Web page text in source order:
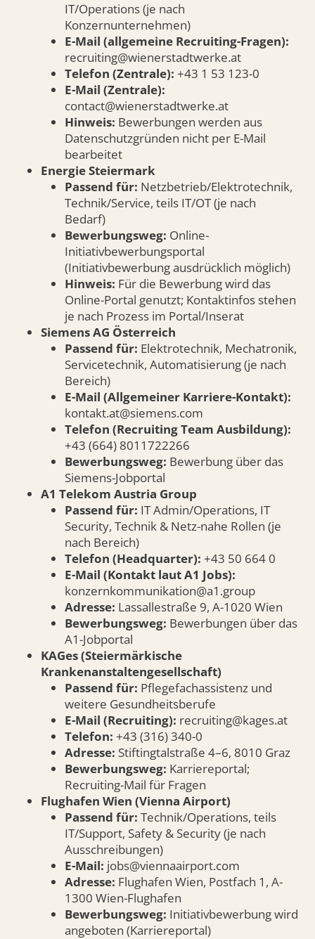
IT/Operations (je nach
Konzernunternehmen)
E-Mail (allgemeine Recruiting-Fragen):
recruiting@wienerstadtwerke.at
Telefon (Zentrale): +43 1 53 123-0
E-Mail (Zentrale):
contact@wienerstadtwerke.at
Hinweis: Bewerbungen werden aus
Datenschutzgründen nicht per E-Mail
bearbeitet
Energie Steiermark
Passend für: Netzbetrieb/Elektrotechnik,
Technik/Service, teils IT/OT (je nach
Bedarf)
Bewerbungsweg: Online-
Initiativbewerbungsportal
(Initiativbewerbung ausdrücklich möglich)
Hinweis: Für die Bewerbung wird das
Online-Portal genutzt; Kontaktinfos stehen
je nach Prozess im Portal/Inserat
Siemens AG Österreich
Passend für: Elektrotechnik, Mechatronik,
Servicetechnik, Automatisierung (je nach
Bereich)
E-Mail (Allgemeiner Karriere-Kontakt):
kontakt.at@siemens.com
Telefon (Recruiting Team Ausbildung):
+43 (664) 8011722266
Bewerbungsweg: Bewerbung über das
Siemens-Jobportal
A1 Telekom Austria Group
Passend für: IT Admin/Operations, IT
Security, Technik & Netz-nahe Rollen (je
nach Bereich)
Telefon (Headquarter): +43 50 664 0
E-Mail (Kontakt laut A1 Jobs):
konzernkommunikation@a1.group
Adresse: Lassallestraße 9, A-1020 Wien
Bewerbungsweg: Bewerbungen über das
A1-Jobportal
KAGes (Steiermärkische
Krankenanstaltengesellschaft)
Passend für: Pflegefachassistenz und
weitere Gesundheitsberufe
E-Mail (Recruiting): recruiting@kages.at
Telefon: +43 (316) 340-0
Adresse: Stiftingtalstraße 4–6, 8010 Graz
Bewerbungsweg: Karriereportal;
Recruiting-Mail für Fragen
Flughafen Wien (Vienna Airport)
Passend für: Technik/Operations, teils
IT/Support, Safety & Security (je nach
Ausschreibungen)
E-Mail: jobs@viennaairport.com
Adresse: Flughafen Wien, Postfach 1, A-
1300 Wien-Flughafen
Bewerbungsweg: Initiativbewerbung wird
angeboten (Karriereportal)